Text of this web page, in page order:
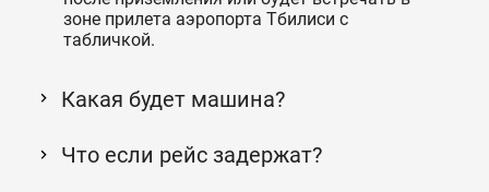
зоне прилета аэропорта Тбилиси с
табличкой.
Какая будет машина?
Что если рейс задержат?